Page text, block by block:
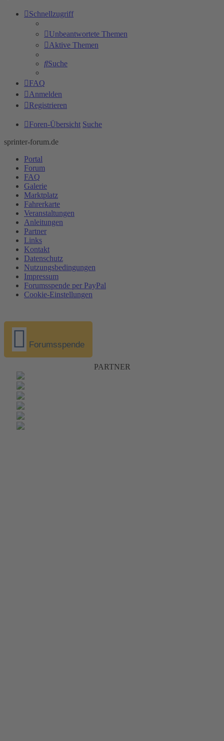
Schnellzugriff
Unbeantwortete Themen
Aktive Themen
Suche
FAQ
Anmelden
Registrieren
Foren-Übersicht Suche
sprinter-forum.de
Portal
Forum
FAQ
Galerie
Marktplatz
Fahrerkarte
Veranstaltungen
Anleitungen
Partner
Links
Kontakt
Datenschutz
Nutzungsbedingungen
Impressum
Forumsspende per PayPal
Cookie-Einstellungen
Forumsspende
PARTNER